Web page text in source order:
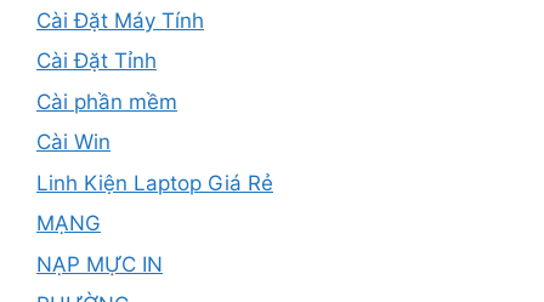
Cài Đặt Máy Tính
Cài Đặt Tỉnh
Cài phần mềm
Cài Win
Linh Kiện Laptop Giá Rẻ
MẠNG
NẠP MỰC IN